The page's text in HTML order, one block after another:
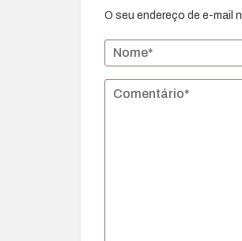
O seu endereço de e-mail